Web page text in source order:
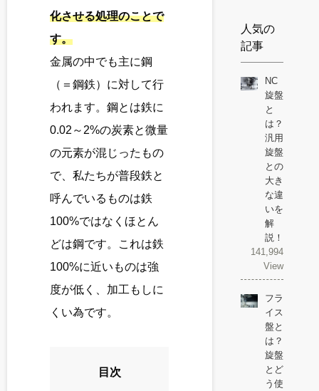
化させる処理のことで
す。
金属の中でも主に鋼
（＝鋼鉄）に対して行
われます。鋼とは鉄に
0.02～2%の炭素と微量
の元素が混じったもの
で、私たちが普段鉄と
呼んでいるものは鉄
100%ではなくほとん
どは鋼です。これは鉄
100%に近いものは強
度が低く、加工もしに
くい為です。
目次
人気の
記事
NC
旋盤
と
は？
汎用
旋盤
との
大き
な違
いを
解
説！
141,994
View
フラ
イス
盤と
は？
旋盤
とど
う使